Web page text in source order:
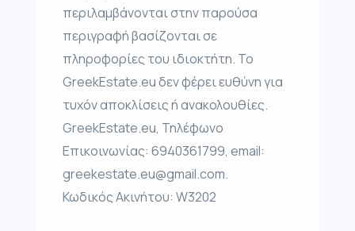
περιλαμβάνονται στην παρούσα
περιγραφή βασίζονται σε
πληροφορίες του ιδιοκτήτη. Το
GreekEstate.eu δεν φέρει ευθύνη για
τυχόν αποκλίσεις ή ανακολουθίες.
GreekEstate.eu, Τηλέφωνο
Επικοινωνίας: 6940361799, email:
greekestate.eu@gmail.com.
Κωδικός Ακινήτου: W3202